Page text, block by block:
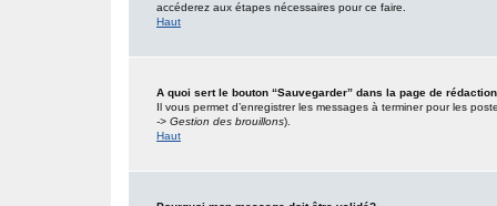
accéderez aux étapes nécessaires pour ce faire.
Haut
A quoi sert le bouton “Sauvegarder” dans la page de
Il vous permet d’enregistrer les messages à terminer pour les
-> Gestion des brouillons).
Haut